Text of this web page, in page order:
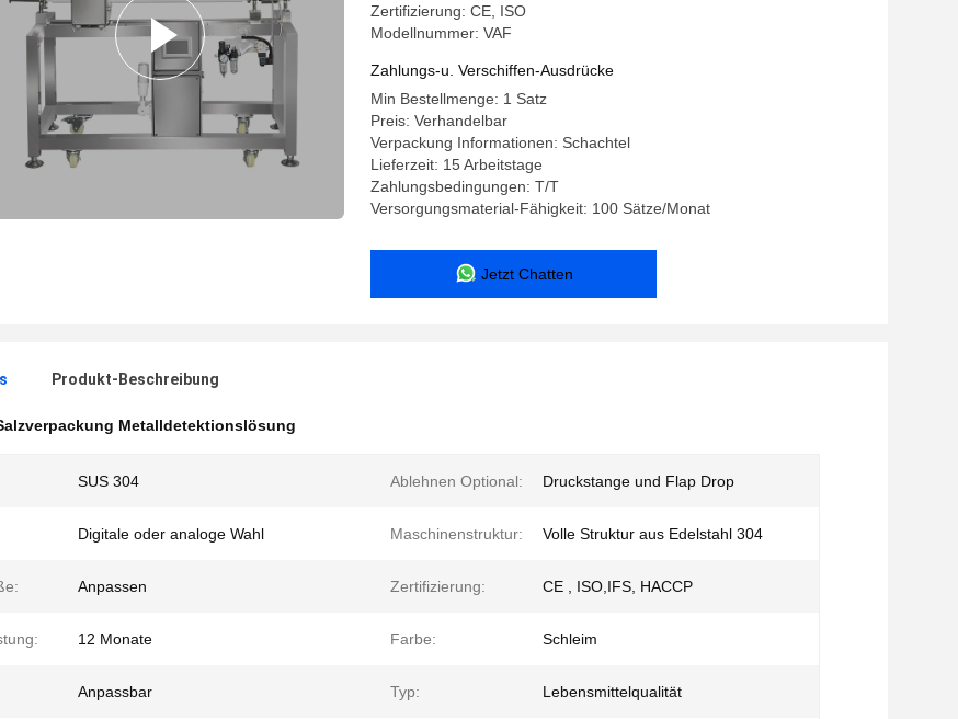
Zertifizierung: CE, ISO
Modellnummer: VAF
Zahlungs-u. Verschiffen-Ausdrücke
Min Bestellmenge: 1 Satz
Preis: Verhandelbar
Verpackung Informationen: Schachtel
Lieferzeit: 15 Arbeitstage
Zahlungsbedingungen: T/T
Versorgungsmaterial-Fähigkeit: 100 Sätze/Monat
Jetzt Chatten
Produkt-Beschreibung
Metalldetektionslösung
SUS 304 Ablehnen Optional: Druckstange und Flap Drop
Digitale oder analoge Wahl Maschinenstruktur: Volle Struktur aus Edelstahl 304
Anpassen Zertifizierung: CE , ISO,IFS, HACCP
12 Monate Farbe: Schleim
Anpassbar Typ: Lebensmittelqualität